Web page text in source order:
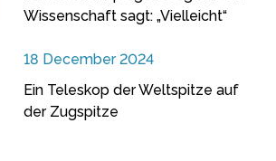
Wissenschaft sagt: „Vielleicht“
18 December 2024
Ein Teleskop der Weltspitze auf
der Zugspitze